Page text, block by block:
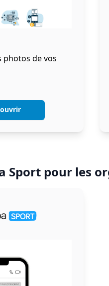
photos de vos
Sport pour les